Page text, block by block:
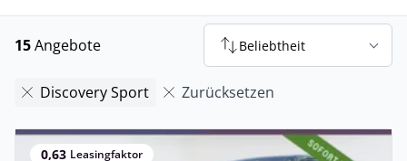
15Angebote Beliebtheit
Discovery Sport Zurücksetzen
0,63 Leasingfaktor